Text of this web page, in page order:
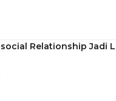
Relationship Jadi